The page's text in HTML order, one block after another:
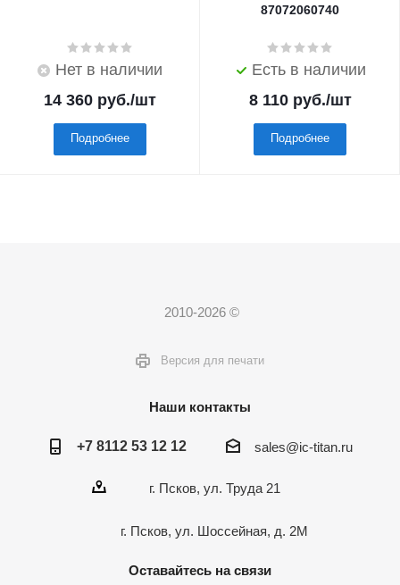
Нет в наличии
14 360 руб./шт
Подробнее
87072060740
Есть в наличии
8 110руб./шт
Подробнее
2010-2026 ©
Версия для печати
Наши контакты
+7 8112 53 12 12 sales@ic-titan.ru
г. Псков, ул. Труда 21
г. Псков, ул. Шоссейная, д. 2М
Оставайтесь на связи